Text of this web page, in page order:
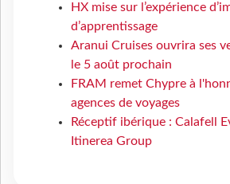
HX mise sur l’expérience
d’apprentissage
Aranui Cruises ouvrira ses
le 5 août prochain
FRAM remet Chypre à
agences de voyages
Réceptif ibérique : Calafell
Itinerea Group